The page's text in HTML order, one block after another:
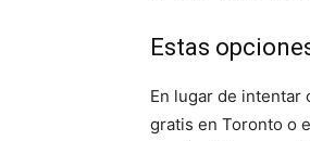
Estas
En lugar de intentar
gratis en Toronto o